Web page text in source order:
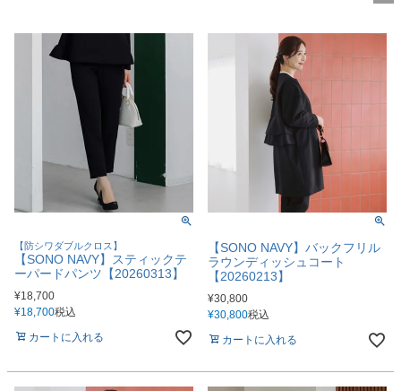
【防シワダブルクロス】
【SONO NAVY】スティックテ
ーパードパンツ【20260313】
¥18,700
¥18,700税込
カートに入れる
【SONO NAVY】バックフリル
ラウンディッシュコート
【20260213】
¥30,800
¥30,800税込
カートに入れる